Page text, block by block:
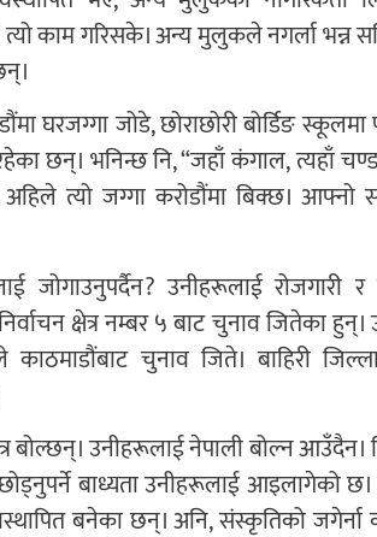
काम गरिसके। अन्य मुलुकले नगर्ला भन्न
घरजग्गा जोडे, छोराछोरी बोर्डिङ स्कूलमा
छन्। भनिन्छ नि, “जहाँ कंगाल, त्यहाँ
त्यो जग्गा करोडौंमा बिक्छ। आफ्नो
जोगाउनुपर्दैन? उनीहरूलाई रोजगारी र
क्षेत्र नम्बर ५ बाट चुनाव जितेका
चुनाव जिते। बाहिरी
बोल्छन्। उनीहरूलाई नेपाली बोल्न
बाध्यता उनीहरूलाई आइलागेको छ।
बनेका छन्। अनि, संस्कृतिको